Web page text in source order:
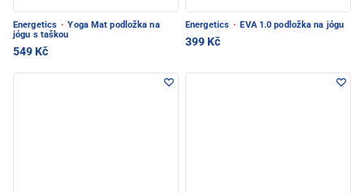
Energetics · Yoga Mat podložka na
jógu s taškou
549 Kč
Energetics · EVA 1.0 podložka na jógu
399 Kč